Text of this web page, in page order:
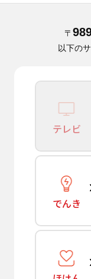
〒
以下の
テレビ
でんき